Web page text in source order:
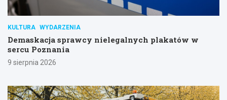
KULTURA WYDARZENIA
Demaskacja sprawcy nielegalnych plakatów w
sercu Poznania
9 sierpnia 2026